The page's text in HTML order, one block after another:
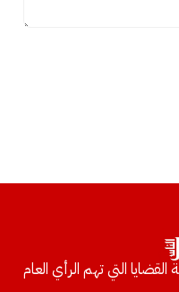
التي تهم الرأي العام